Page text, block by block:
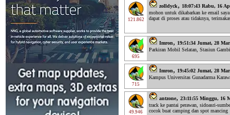
121.862
zolldyck, 18:07:43 Rabu, 16
mohon untuk dikabarkan ke email
dapat di proses atau tidaknya,
695
Imron, 19:51:34 Jumat, 28
Parkiran Mobil Selatan, Stasiun
715
Imron, 19:45:02 Jumat, 28
Kampus Universitas Gunadarma
49.946
antzone, 23:11:55 Minggu, 16
track ke pantai perawan, sidoasri-
cocok buat camping dan spot mancing